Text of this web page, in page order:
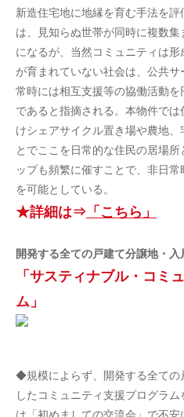
新造住宅地に地縁を育む手法を
は、見知らぬ世帯が同時に複数
になるが、当然コミュニティは
が育まれていない社会は、公共
常時には相互支援等の協働活動
であると指摘される。本物件で
けシェアサイクル置き場や農地
とでここを日常的な住民の居場
ップも頻繁に催すことで、非日
を可能としている。
★詳細は⇒ 「こちら」
開発する全ての戸建て分譲地・
「サスティナブル・コミ
ム」
◆規模によらず、開発する全ての
したコミュニティ支援プログラ